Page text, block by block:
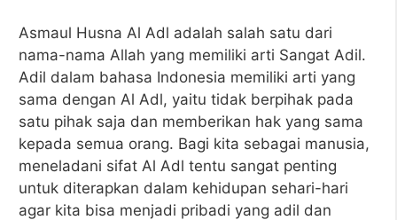
Asmaul Husna Al Adl adalah salah satu dari
nama-nama Allah yang memiliki arti Sangat Adil.
Adil dalam bahasa Indonesia memiliki arti yang
sama dengan Al Adl, yaitu tidak berpihak pada
satu pihak saja dan memberikan hak yang sama
kepada semua orang. Bagi kita sebagai manusia,
meneladani sifat Al Adl tentu sangat penting
untuk diterapkan dalam kehidupan sehari-hari
agar kita bisa menjadi pribadi yang adil dan